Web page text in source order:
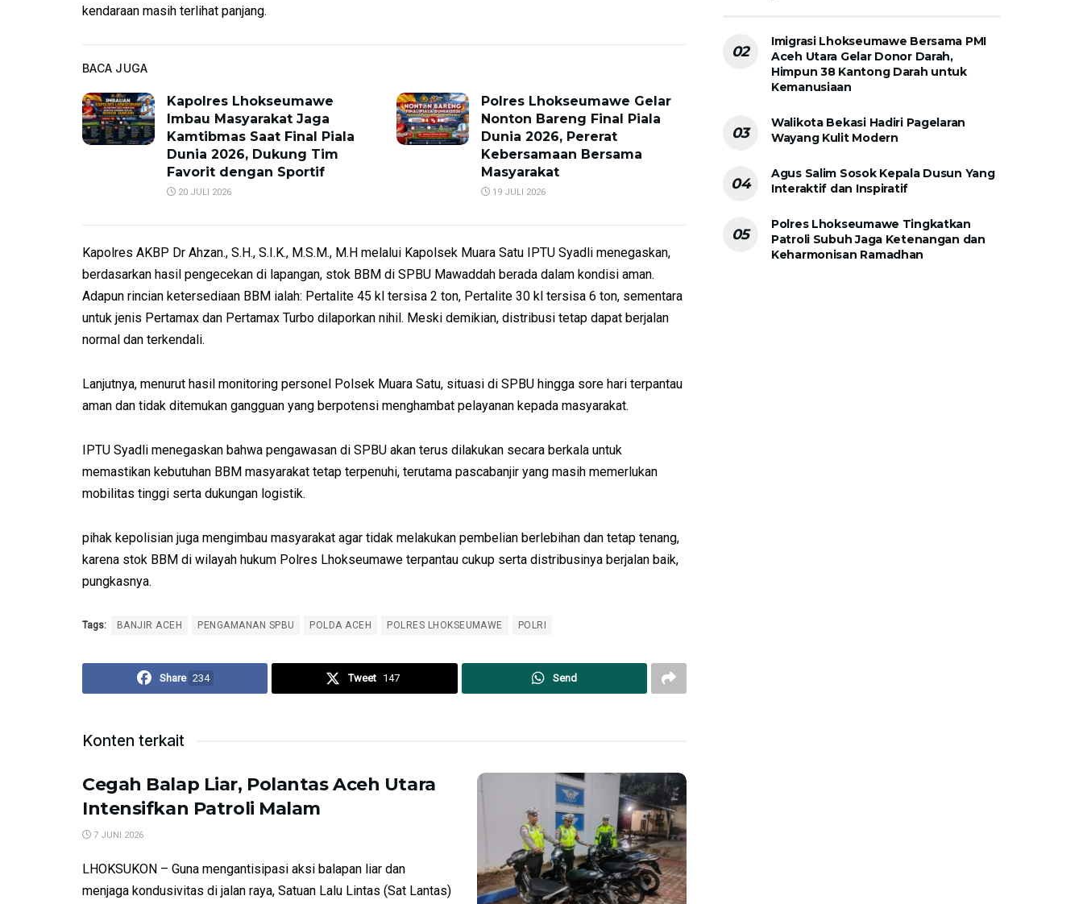
kendaraan masih terlihat panjang.
BACA JUGA
Kapolres Lhokseumawe
Imbau Masyarakat Jaga
Kamtibmas Saat Final Piala
Dunia 2026, Dukung Tim
Favorit dengan Sportif
20 JULI 2026
Polres Lhokseumawe Gelar
Nonton Bareng Final Piala
Dunia 2026, Pererat
Kebersamaan Bersama
Masyarakat
19 JULI 2026
Kapolres AKBP Dr Ahzan., S.H., S.I.K., M.S.M., M.H melalui Kapolsek Muara Satu IPTU Syadli menegaskan,
berdasarkan hasil pengecekan di lapangan, stok BBM di SPBU Mawaddah berada dalam kondisi aman.
Adapun rincian ketersediaan BBM ialah: Pertalite 45 kl tersisa 2 ton, Pertalite 30 kl tersisa 6 ton, sementara
untuk jenis Pertamax dan Pertamax Turbo dilaporkan nihil. Meski demikian, distribusi tetap dapat berjalan
normal dan terkendali.
Lanjutnya, menurut hasil monitoring personel Polsek Muara Satu, situasi di SPBU hingga sore hari terpantau
aman dan tidak ditemukan gangguan yang berpotensi menghambat pelayanan kepada masyarakat.
IPTU Syadli menegaskan bahwa pengawasan di SPBU akan terus dilakukan secara berkala untuk
memastikan kebutuhan BBM masyarakat tetap terpenuhi, terutama pascabanjir yang masih memerlukan
mobilitas tinggi serta dukungan logistik.
pihak kepolisian juga mengimbau masyarakat agar tidak melakukan pembelian berlebihan dan tetap tenang,
karena stok BBM di wilayah hukum Polres Lhokseumawe terpantau cukup serta distribusinya berjalan baik,
pungkasnya.
Tags: BANJIR ACEH PENGAMANAN SPBU POLDA ACEH POLRES LHOKSEUMAWE POLRI
Share 234 Tweet 147 Send
Konten terkait
Cegah Balap Liar, Polantas Aceh Utara
Intensifkan Patroli Malam
7 JUNI 2026
​LHOKSUKON – Guna mengantisipasi aksi balapan liar dan
menjaga kondusivitas di jalan raya, Satuan Lalu Lintas (Sat Lantas)
Imigrasi Lhokseumawe Bersama PMI
Aceh Utara Gelar Donor Darah,
Himpun 38 Kantong Darah untuk
Kemanusiaan
Walikota Bekasi Hadiri Pagelaran
Wayang Kulit Modern
Agus Salim Sosok Kepala Dusun Yang
Interaktif dan Inspiratif
Polres Lhokseumawe Tingkatkan
Patroli Subuh Jaga Ketenangan dan
Keharmonisan Ramadhan